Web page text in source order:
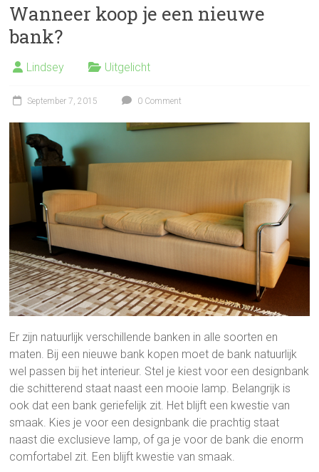
Wanneer koop je een nieuwe
bank?
Lindsey Uitgelicht
September 7, 2015 0 Comment
Er zijn natuurlijk verschillende banken in alle soorten en
maten. Bij een nieuwe bank kopen moet de bank natuurlijk
wel passen bij het interieur. Stel je kiest voor een designbank
die schitterend staat naast een mooie lamp. Belangrijk is
ook dat een bank geriefelijk zit. Het blijft een kwestie van
smaak. Kies je voor een designbank die prachtig staat
naast die exclusieve lamp, of ga je voor de bank die enorm
comfortabel zit. Een blijft kwestie van smaak.